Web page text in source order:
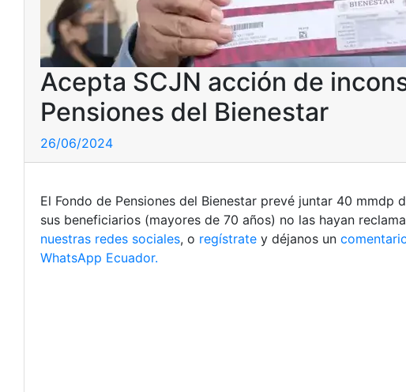
Acepta SCJN acción de
Pensiones del Bienestar
26/06/2024
El Fondo de Pensiones del Bienestar prevé juntar 40
sus beneficiarios (mayores de 70 años) no las hayan
nuestras redes sociales, o regístrate y déjanos un
WhatsApp Ecuador.